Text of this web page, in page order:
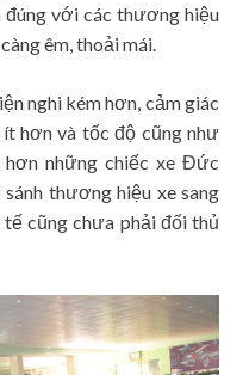
với các thương hiệu
êm, thoải mái.
nghi kém hơn, cảm giác
ít hơn và tốc độ cũng như
những chiếc xe Đức
thương hiệu xe sang
tế cũng chưa phải đối thủ